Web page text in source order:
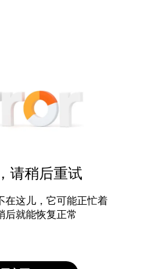
请稍后重试
在这儿，它可能正忙着
后就能恢复正常